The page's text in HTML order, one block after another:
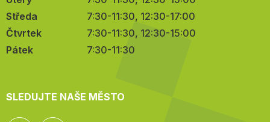
Středa
7:30-11:30, 12:30-17:00
Čtvrtek
7:30-11:30, 12:30-15:00
Pátek
7:30-11:30
SLEDUJTE NAŠE MĚSTO